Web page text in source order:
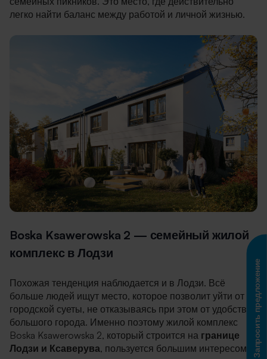
легко найти баланс между работой и личной жизнью.
Boska Ksawerowska 2 — семейный жилой
комплекс в Лодзи
Похожая тенденция наблюдается и в Лодзи. Всё
больше людей ищут место, которое позволит уйти от
городской суеты, не отказываясь при этом от удобств
большого города. Именно поэтому жилой комплекс
Boska Ksawerowska 2, который строится на границе
Лодзи и Ксаверува, пользуется большим интересом. Запросить предложение